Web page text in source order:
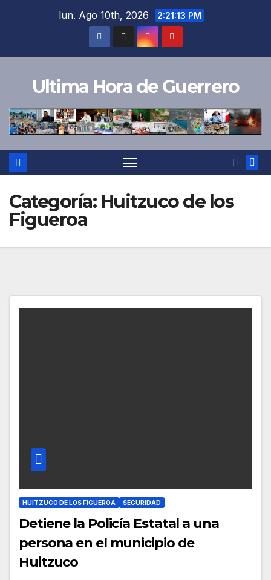
lun. Ago 10th, 2026 2:21:14 PM
Ultima Hora de Guerrero
Categoría: Huitzuco de los
Figueroa
HUITZUCO DE LOS FIGUEROA SEGURIDAD
Detiene la Policía Estatal a una
persona en el municipio de
Huitzuco